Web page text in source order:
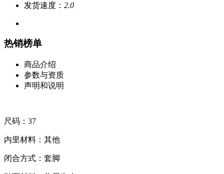
发货速度： 2.0
热销榜单
商品介绍
参数与资质
声明和说明
尺码：37
内里材料：其他
闭合方式：套脚